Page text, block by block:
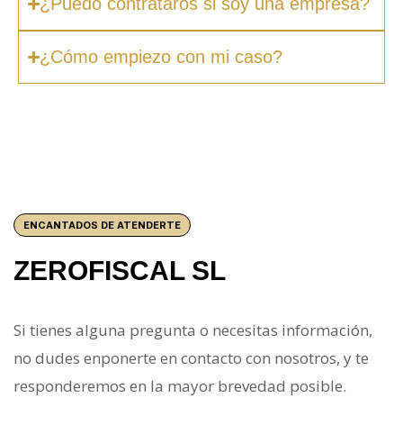
¿Cómo empiezo con mi caso?
ENCANTADOS DE ATENDERTE
ZEROFISCAL SL
Si tienes alguna pregunta o necesitas información,
no dudes enponerte en contacto con nosotros, y te
responderemos en la mayor brevedad posible.